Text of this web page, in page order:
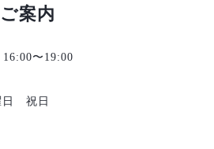
案内
〜19:00
祝日